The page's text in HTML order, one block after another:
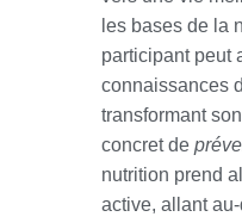
les bases de la
participant peut
connaissances
transformant
concret de
nutrition prend
active, allant